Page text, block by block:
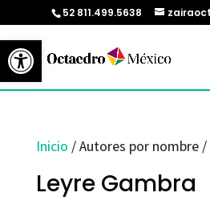
Abrir barra de herramientas
52 811.499.5638
Inicio / Autores por nombre /
Leyre Gambra